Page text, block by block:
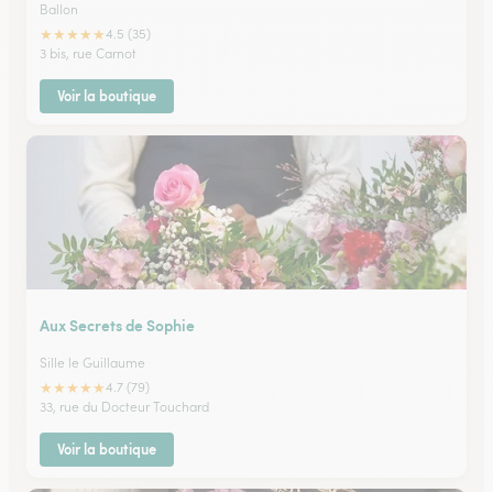
Ballon
★★★★★4.5 (35)
3 bis, rue Carnot
Voir la boutique
Aux Secrets de Sophie
Sille le Guillaume
★★★★★4.7 (79)
33, rue du Docteur Touchard
Voir la boutique